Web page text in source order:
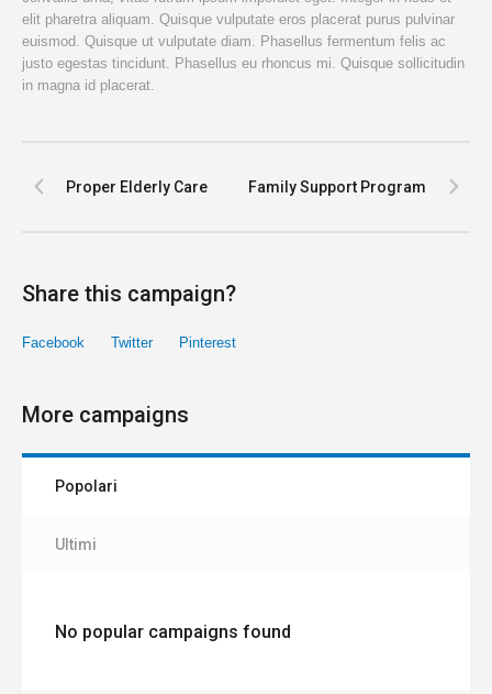
elit pharetra aliquam. Quisque vulputate eros placerat purus pulvinar
euismod. Quisque ut vulputate diam. Phasellus fermentum felis ac
justo egestas tincidunt. Phasellus eu rhoncus mi. Quisque sollicitudin
in magna id placerat.
Family Support Program
Proper Elderly Care
Share this campaign?
Facebook Twitter Pinterest
More campaigns
Popolari
Ultimi
No popular campaigns found